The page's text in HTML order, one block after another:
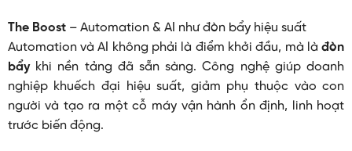
The Boost– Automation & AI như đòn bẩy hiệu suất
Automation và AI không phải là điểm khởi đầu, mà làđòn
bẩykhi nền tảng đã sẵn sàng. Công nghệ giúp doanh
nghiệp khuếch đại hiệu suất, giảm phụ thuộc vào con
người và tạo ra một cỗ máy vận hành ổn định, linh hoạt
trước biến động.